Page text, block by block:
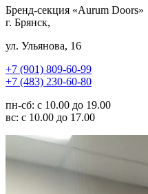
Бренд-секция «Aurum Doors»
г. Брянск,
ул. Ульянова, 16
+7 (901) 809-60-99
+7 (483) 230-60-80
пн-сб: с 10.00 до 19.00
вс: с 10.00 до 17.00